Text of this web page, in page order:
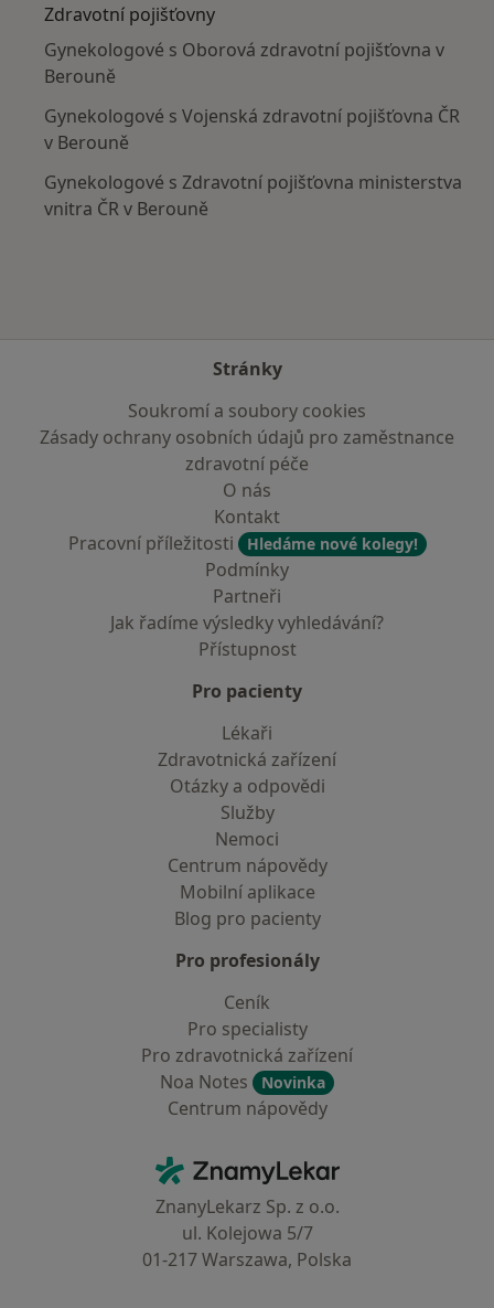
Zdravotní pojišťovny
Gynekologové s Oborová zdravotní pojišťovna v
Berouně
Gynekologové s Vojenská zdravotní pojišťovna ČR
v Berouně
Gynekologové s Zdravotní pojišťovna ministerstva
vnitra ČR v Berouně
Stránky
Soukromí a soubory cookies
Zásady ochrany osobních údajů pro zaměstnance
zdravotní péče
O nás
Kontakt
Pracovní příležitosti
Hledáme nové kolegy!
Podmínky
Partneři
Jak řadíme výsledky vyhledávání?
Přístupnost
Pro pacienty
Lékaři
Zdravotnická zařízení
Otázky a odpovědi
Služby
Nemoci
Centrum nápovědy
Mobilní aplikace
Blog pro pacienty
Pro profesionály
Ceník
Pro specialisty
Pro zdravotnická zařízení
Noa Notes
Novinka
Centrum nápovědy
ZnamyLekar - Hlavní stránka
ZnanyLekarz Sp. z o.o.
ul. Kolejowa 5/7
01-217 Warszawa, Polska